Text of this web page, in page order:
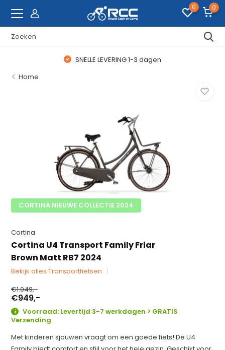
0 0
SNELLE LEVERING 1-3 dagen
Home
CORTINA NIEUWE COLLECTIE 2024
Cortina
Cortina U4 Transport Family Friar
Brown Matt RB7 2024
Bekijk alles Transportfietsen
€1.049,-
€949,-
Voorraad: Levertijd 3-7 werkdagen > GRATIS
Verzending
Met kinderen sjouwen vraagt om een goede fiets! De U4